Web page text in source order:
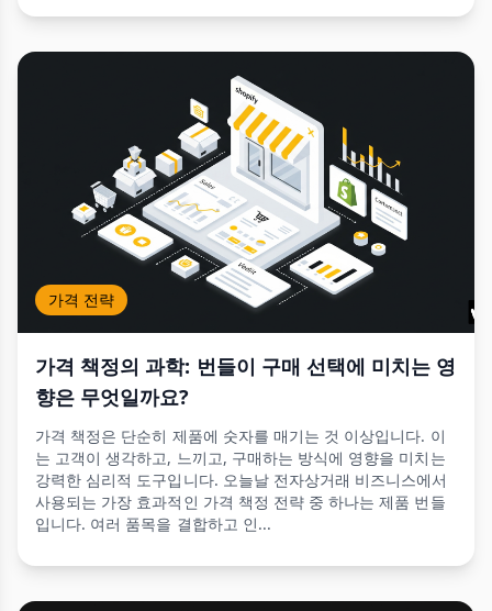
가격 전략
가격 책정의 과학: 번들이 구매 선택에 미치는 영
향은 무엇일까요?
가격 책정은 단순히 제품에 숫자를 매기는 것 이상입니다. 이
는 고객이 생각하고, 느끼고, 구매하는 방식에 영향을 미치는
강력한 심리적 도구입니다. 오늘날 전자상거래 비즈니스에서
사용되는 가장 효과적인 가격 책정 전략 중 하나는 제품 번들
입니다. 여러 품목을 결합하고 인...